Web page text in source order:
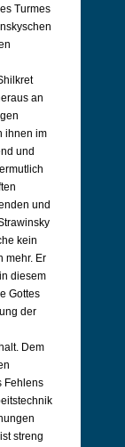
Turmes
an
ihnen im
und
und
kein
mehr. Er
diesem
Gottes
der
Dem
Fehlens
streng